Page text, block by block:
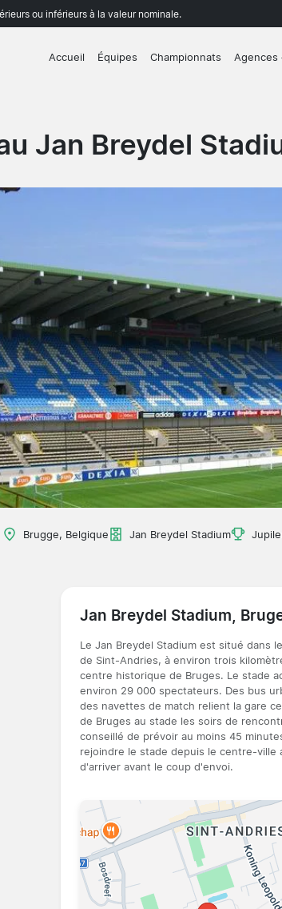
ou inférieurs à la valeur nominale.
Accueil Équipes Championnats Agences
Jan Breydel
Brugge, Belgique Jan Breydel Stadium
Jan Breydel Stadium,
Le Jan Breydel Stadium est situé dans
de Sint-Andries, à environ trois
centre historique de Bruges. Le stade
environ 29 000 spectateurs. Des bus
des navettes de match relient la gare
de Bruges au stade les soirs de
conseillé de prévoir au moins 45
rejoindre le stade depuis le centre-ville
d'arriver avant le coup d'envoi.